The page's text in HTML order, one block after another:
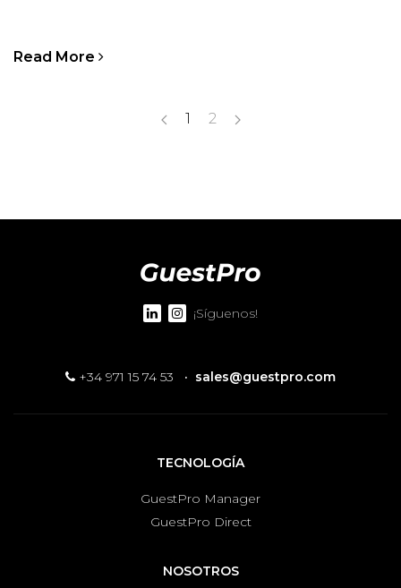
Read More
1 2
¡Síguenos!
+34 971 15 74 53 · sales@guestpro.com
TECNOLOGÍA
GuestPro Manager
GuestPro Direct
NOSOTROS